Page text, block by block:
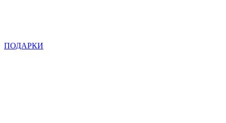
ПОДАРКИ